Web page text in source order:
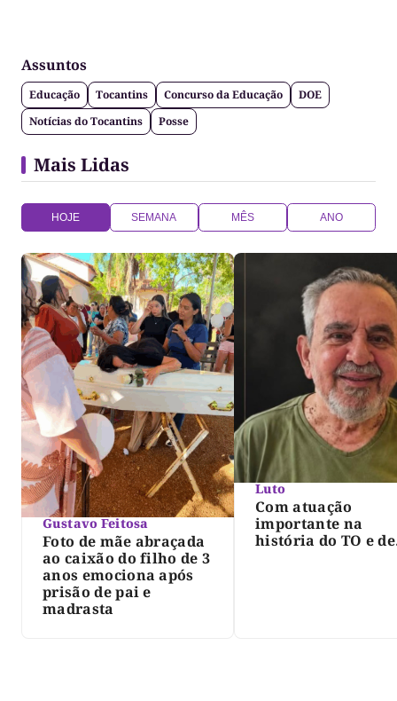
Assuntos
Educação Tocantins Concurso da Educação
DOE
Notícias do Tocantins
Posse
Mais Lidas
HOJE SEMANA MÊS ANO
Gustavo Feitosa
Foto de mãe abraçada
ao caixão do filho de 3
anos emociona após
prisão de pai e
madrasta
Luto
Com atuação
importante na
história do TO e de